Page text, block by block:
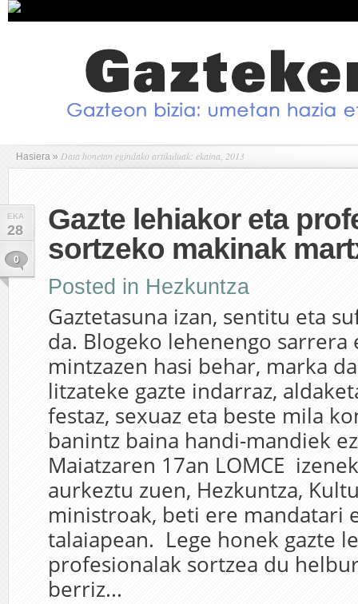
Hasiera » Data honetan egindako artikuluak: ekaina, 2013
EKA
28
0
Gazte lehiakor eta
sortzeko makinak
Posted in Hezkuntza
Gaztetasuna izan, sentitu eta
da. Blogeko lehenengo sarrera
mintzazen hasi behar, marka
litzateke gazte indarraz,
festaz, sexuaz eta beste mila
banintz baina handi-mandiek
Maiatzaren 17an LOMCE
aurkeztu zuen, Hezkuntza,
ministroak, beti ere mandatari
talaiapean. Lege honek gazte
profesionalak sortzea du
berriz...